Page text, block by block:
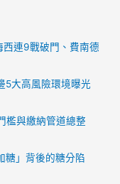
連9戰破門、費南德
5大高風險環境曝光
檻與繳納管道總整
糖」背後的糖分陷